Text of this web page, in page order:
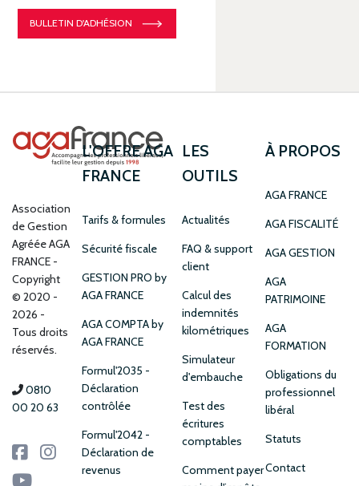
BULLETIN D'ADHÉSION
Association
de Gestion
Agréée AGA
FRANCE
Copyright
© 2020 -
2026 -
Tous droits
réservés.
0810
00 20 63
L'OFFRE AGA
FRANCE
Tarifs & formules
Sécurité fiscale
GESTION PRO by
AGA FRANCE
AGA COMPTA by
AGA FRANCE
Formul'2035 -
Déclaration
contrôlée
Formul'2042 -
Déclaration de
revenus
LES
OUTILS
Actualités
FAQ & support
client
Calcul des
indemnités
kilométriques
Simulateur
d'embauche
Test des
écritures
comptables
Comment payer
À PROPOS
AGA FRANCE
AGA FISCALITÉ
AGA GESTION
AGA
PATRIMOINE
AGA
FORMATION
Obligations du
professionnel
libéral
Statuts
Contact